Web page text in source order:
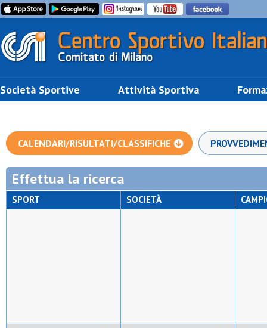
Società Sportive Attività Sportiva
CALENDARI/RISULTATI/CLASSIFICHE
Effettua la ricerca
SPORT SOCIETÀ